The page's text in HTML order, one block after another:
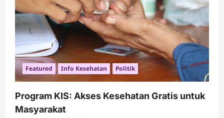
Featured Info Kesehatan Politik
Program KIS: Akses Kesehatan Gratis untuk
Masyarakat